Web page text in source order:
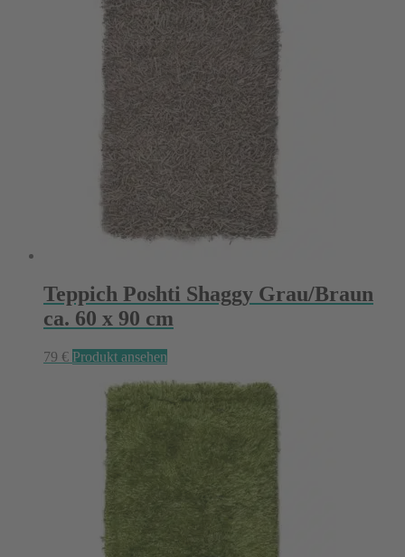
Teppich Poshti Shaggy Grau/Braun
ca. 60 x 90 cm
79 € Produkt ansehen